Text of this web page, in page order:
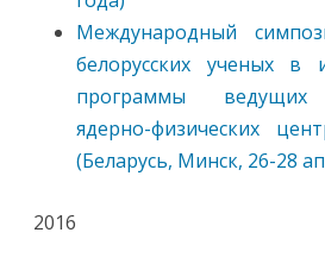
Международный
белорусских ученых в
программы ведущих
ядерно-физических
(Беларусь, Минск, 26-28
2016